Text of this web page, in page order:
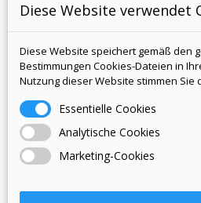
INFORMATION
Geschäftsbedingungen
Schutz
Versand und Zahlung
Warenrückgabe
Diese Website verwendet
Diese Website speichert gemäß den
Bestimmungen Cookies-Dateien in
Nutzung dieser Website stimmen Sie
Essentielle Cookies
Analytische Cookies
Marketing-Cookies